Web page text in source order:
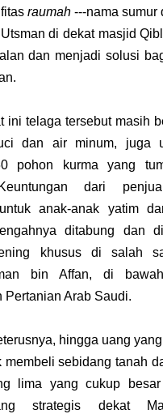
raumah ---nama sumur
di dekat masjid
dan menjadi solusi
ini telaga tersebut masih
dan air minum, juga
pohon kurma yang
dari
anak-anak yatim
ditabung dan
khusus di salah
bin Affan, di
Pertanian Arab Saudi.
hingga uang
membeli sebidang tanah
lima yang cukup
strategis dekat